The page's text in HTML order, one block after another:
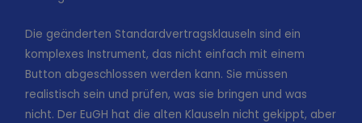
Die geänderten Standardvertragsklauseln sind ein
komplexes Instrument, das nicht einfach mit einem
Button abgeschlossen werden kann. Sie müssen
realistisch sein und prüfen, was sie bringen und was
nicht. Der EuGH hat die alten Klauseln nicht gekippt, aber